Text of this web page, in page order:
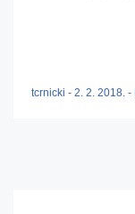
tcrnicki - 2. 2. 2018. -